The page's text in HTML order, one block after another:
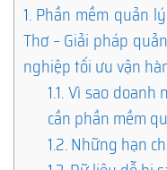
1. Phần mềm quản
Thơ – Giải pháp
nghiệp tối ưu vận
1.1.Vì sao doanh
cần phần mềm
1.2.Những hạn